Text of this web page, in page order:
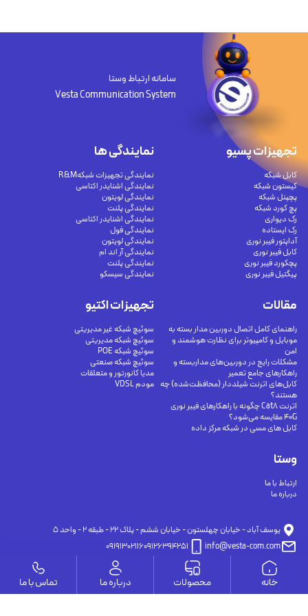
سامانه ارتباط وستا
Vesta Communication System
وستا
ارتباط با ما
درباره ما
تجهیزات پسیو
کابل شبکه
کیستون شبکه
پچپنل شبکه
پچ کورد شبکه
رک دیواری
رک ایستاده
آداپتور فیبر نوری
کابل فیبر نوری
پچکورد فیبر نوری
پیگتیل فیبر نوری
تجهیزات اکتیو
سوئیچ شبکه غیر مدیریتی
سوئیچ شبکه مدیریتی
سوئیچ شبکه POE
سوئیچ شبکه صنعتی
مدیا کانورتور و متعلقات
مودم VDSL
نمایندگی ها
نمایندگی تجهیزات شبکهR&M
نمایندگی اشنایدر اکتاسی
نمایندگی لویتون
نمایندگی پلنت
نمایندگی اشنایدر اکتاسی
نمایندگی فول
نمایندگی لویتون
نمایندگی آر اند ام
نمایندگی پلنت
نمایندگی سیسکو
مقالات
راهنمای کامل اتصال دوربین مدار بسته به
موبایل و کامپیوتر برای نظارت هوشمند و
امن
مشکلات رایج در دوربین‌های مداربسته و
راهکارهای جامع تعمیر
کابل‌های اترنت شیلددار (محافظت‌شده) چه
هستند؟
اترنت Cat8 چگونه با راهکارهای فیبر نوری
40G مقایسه می‌شود؟
کابل های مسی در شبکه مرکز داده
يوسف آباد - خيابان چهلستون - خيابان ششم - پلاك ٢٢ - طبقه ٢ - واحد ٥
info@vesta-com.com
09126394251
09191302116
خانه محصولات درباره ما تماس با ما